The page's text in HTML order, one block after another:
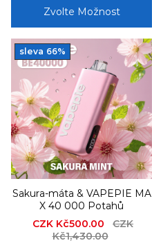
Zvolte Možnost
sleva 66%
Sakura-máta & VAPEPIE MA
X 40 000 Potahů
Sale
price
CZK Kč500.00
Regular
CZK
Kč1,430.00